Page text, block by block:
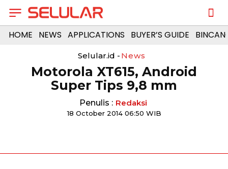
HOME NEWS APPLICATIONS BUYER’S GUIDE
Selular.id - News
Motorola XT615, Android
Super Tips 9,8 mm
Penulis : Redaksi
18 October 2014 06:50 WIB